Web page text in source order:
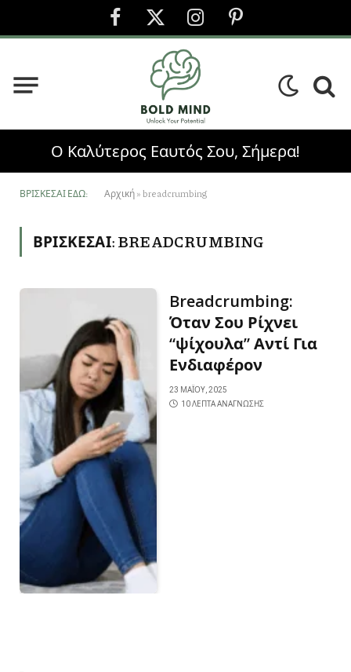
Facebook
X
(Twitter)
InstagramPinterest
Ο Καλύτερος Εαυτός Σου, Σήμερα!
ΒΡΊΣΚΕΣΑΙ ΕΔΏ: Αρχική»breadcrumbing
ΒΡΊΣΚΕΣΑΙ:BREADCRUMBING
Breadcrumbing:
Όταν Σου Ρίχνει
“ψίχουλα” Αντί Για
Ενδιαφέρον
23 ΜΑΪ́ΟΥ, 2025
10 ΛΕΠΤΆ ΑΝΆΓΝΩΣΗΣ